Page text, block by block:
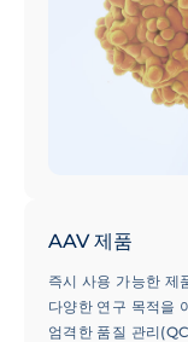
AAV 제품
즉시 사용 가능한 제
다양한 연구 목적을
엄격한 품질 관리